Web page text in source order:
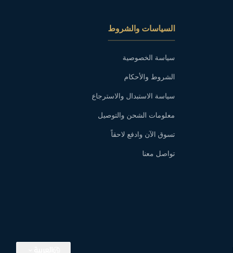
السياسات والشروط
سياسة الخصوصية
الشروط والأحكام
سياسة الاستبدال والاسترجاع
معلومات الشحن والتوصيل
تسوق الآن وادفع لاحقاً
تواصل معنا